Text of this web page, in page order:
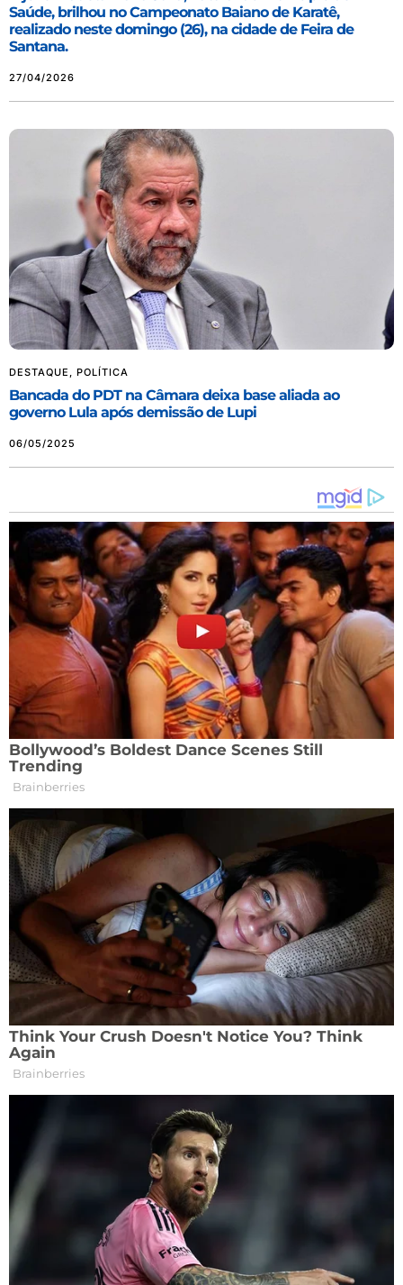
Saúde, brilhou no Campeonato Baiano de Karatê,
realizado neste domingo (26), na cidade de Feira de
Santana.
27/04/2026
DESTAQUE POLÍTICA
Bancada do PDT na Câmara deixa base aliada ao
governo Lula após demissão de Lupi
06/05/2025